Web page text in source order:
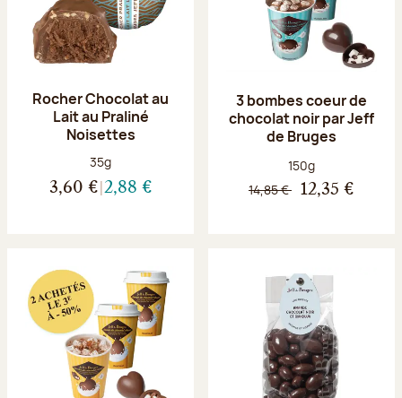
Rocher Chocolat au
Lait au Praliné
Noisettes
Poids net :
35g
3,60 € 2,88 €
3 bombes coeur de
chocolat noir par Jeff
de Bruges
Poids net :
150g
14,85 € 12,35 €